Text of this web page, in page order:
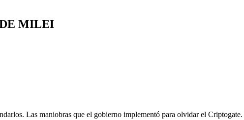
MILEI
Las maniobras que el gobierno implementó para olvidar el Criptogate.